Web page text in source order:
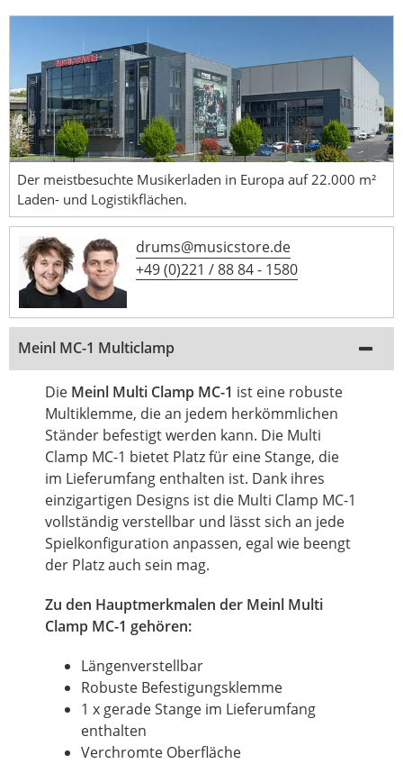
Der meistbesuchte Musikerladen in Europa auf 22.000 m²
Laden- und Logistikflächen.
drums@musicstore.de
+49 (0)221 / 88 84 - 1580
Meinl MC-1 Multiclamp
Die Meinl Multi Clamp MC-1 ist eine robuste
Multiklemme, die an jedem herkömmlichen
Ständer befestigt werden kann. Die Multi
Clamp MC-1 bietet Platz für eine Stange, die
im Lieferumfang enthalten ist. Dank ihres
einzigartigen Designs ist die Multi Clamp MC-1
vollständig verstellbar und lässt sich an jede
Spielkonfiguration anpassen, egal wie beengt
der Platz auch sein mag.
Zu den Hauptmerkmalen der Meinl Multi
Clamp MC-1 gehören:
Längenverstellbar
Robuste Befestigungsklemme
1 x gerade Stange im Lieferumfang
enthalten
Verchromte Oberfläche